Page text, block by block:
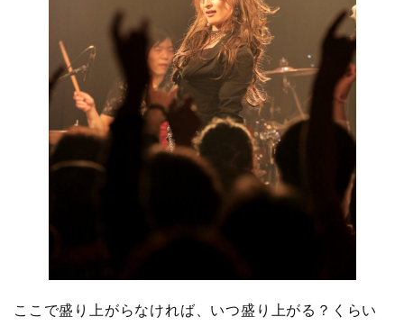
ここで盛り上がらなければ、いつ盛り上がる？くらい